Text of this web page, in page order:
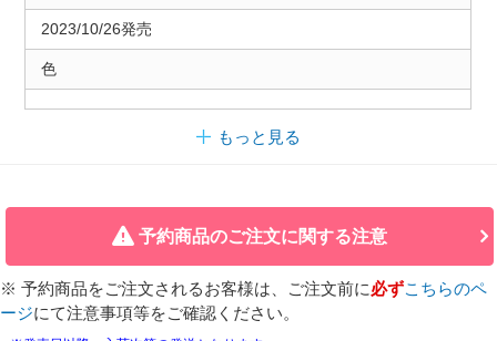
2023/10/26発売
色
もっと見る
予約商品のご注文に関する注意
※ 予約商品をご注文されるお客様は、ご注文前に必ずこちらのペ
ージにて注意事項等をご確認ください。